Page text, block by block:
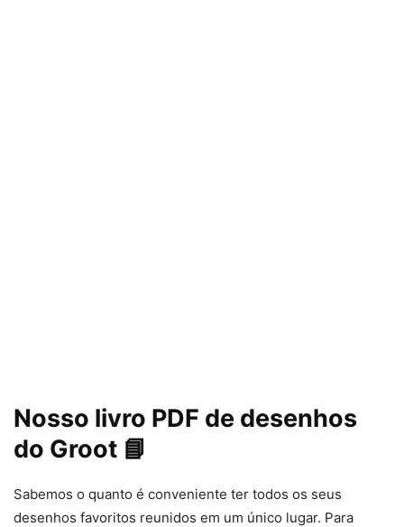
Nosso livro PDF de desenhos
do Groot 📘
Sabemos o quanto é conveniente ter todos os seus
desenhos favoritos reunidos em um único lugar. Para